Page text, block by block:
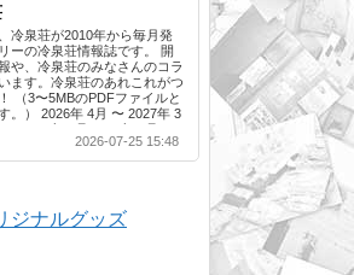
冷泉荘が2010年から毎月発
ーの冷泉荘情報誌です。 開
や、冷泉荘のみなさんのコラ
ます。冷泉荘のあれこれがつ
（3〜5MBのPDFファイルと
。） 2026年 4月 〜 2027年 3
〜 2026年 3月 2024年 4月 〜
年 4月 〜 2024年 3月 2022
年 3月 2021年 4月 〜 2022年
年 3月 2016年 4月 〜 2017年
〜 2016年 3月 2014年 4月 〜
2026-07-25 15:48
ジナルグッズ